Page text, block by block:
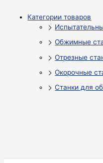
Категории товаров
Обжимные
Отрезные
Окорочные
Станки для